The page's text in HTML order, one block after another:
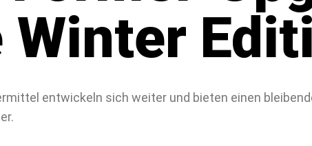
entwickeln sich weiter und bieten einen